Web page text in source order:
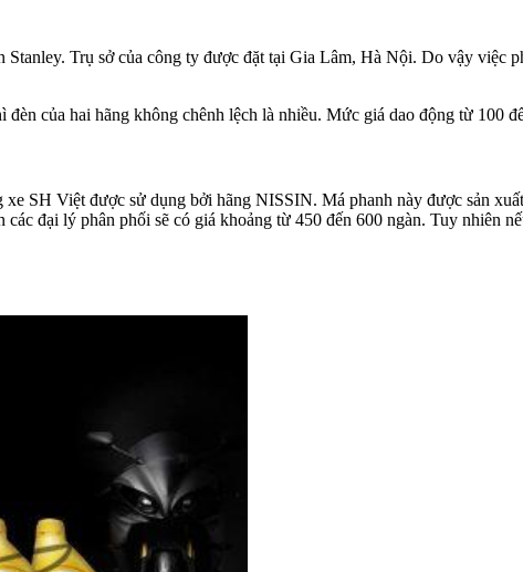
Trụ sở của công ty được đặt tại Gia Lâm, Hà Nội. Do vậy việc
của hai hãng không chênh lệch là nhiều. Mức giá dao động từ 100
xe SH Việt được sử dụng bởi hãng NISSIN. Má phanh này được sản
đại lý phân phối sẽ có giá khoảng từ 450 đến 600 ngàn. Tuy nhiên